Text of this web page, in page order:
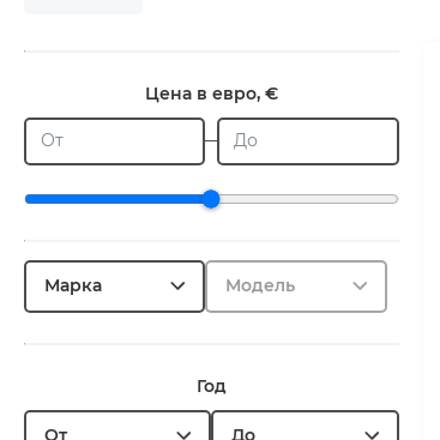
Цена в евро, €
От До
Марка Модель
Год
От До